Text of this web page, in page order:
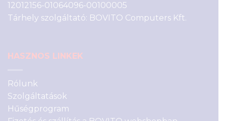
12012156-01064096-00100005
Tárhely szolgáltató: BOVITO Computers Kft.
HASZNOS LINKEK
Rólunk
Szolgáltatások
Hűségprogram